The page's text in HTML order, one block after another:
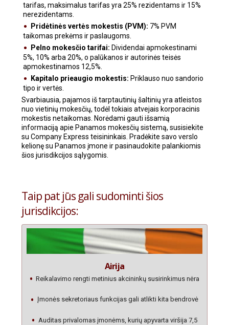
tarifas, maksimalus tarifas yra 25% rezidentams ir 15%
nerezidentams.
Pridėtinės vertės mokestis (PVM): 7% PVM
taikomas prekėms ir paslaugoms.
Pelno mokesčio tarifai: Dividendai apmokestinami
5%, 10% arba 20%, o palūkanos ir autorinės teisės
apmokestinamos 12,5%.
Kapitalo prieaugio mokestis: Priklauso nuo sandorio
tipo ir vertės.
Svarbiausia, pajamos iš tarptautinių šaltinių yra atleistos
nuo vietinių mokesčių, todėl tokiais atvejais korporacinis
mokestis netaikomas. Norėdami gauti išsamią
informaciją apie Panamos mokesčių sistemą, susisiekite
su Company Express teisininkais. Pradėkite savo verslo
kelionę su Panamos įmone ir pasinaudokite palankiomis
šios jurisdikcijos sąlygomis.
Taip pat jūs gali sudominti šios
jurisdikcijos:
Airija
Reikalavimo rengti metinius akcininkų susirinkimus nėra
Įmonės sekretoriaus funkcijas gali atlikti kita bendrovė
Auditas privalomas įmonėms, kurių apyvarta viršija 7,5